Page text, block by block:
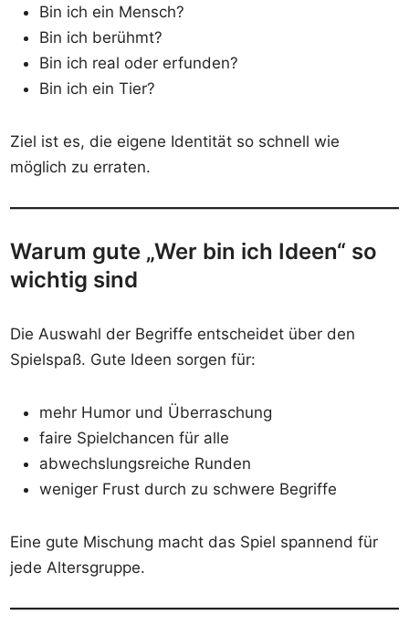
Bin ich ein Mensch?
Bin ich berühmt?
Bin ich real oder erfunden?
Bin ich ein Tier?
Ziel ist es, die eigene Identität so schnell wie
möglich zu erraten.
Warum gute „Wer bin ich Ideen“ so
wichtig sind
Die Auswahl der Begriffe entscheidet über den
Spielspaß. Gute Ideen sorgen für:
mehr Humor und Überraschung
faire Spielchancen für alle
abwechslungsreiche Runden
weniger Frust durch zu schwere Begriffe
Eine gute Mischung macht das Spiel spannend für
jede Altersgruppe.